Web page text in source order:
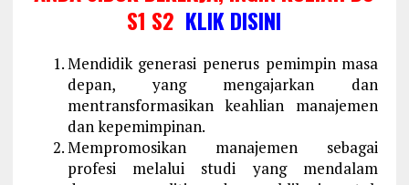
S1 S2 KLIK DISINI
Mendidik generasi penerus pemimpin masa
depan, yang mengajarkan dan
mentransformasikan keahlian manajemen
dan kepemimpinan.
Mempromosikan manajemen sebagai
profesi melalui studi yang mendalam